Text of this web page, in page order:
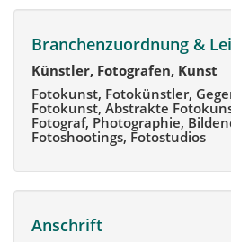
Branchenzuordnung &
Künstler, Fotografen, Kunst
Fotokunst, Fotokünstler,
Fotokunst, Abstrakte
Fotograf, Photographie,
Fotoshootings, Fotostudios
Anschrift